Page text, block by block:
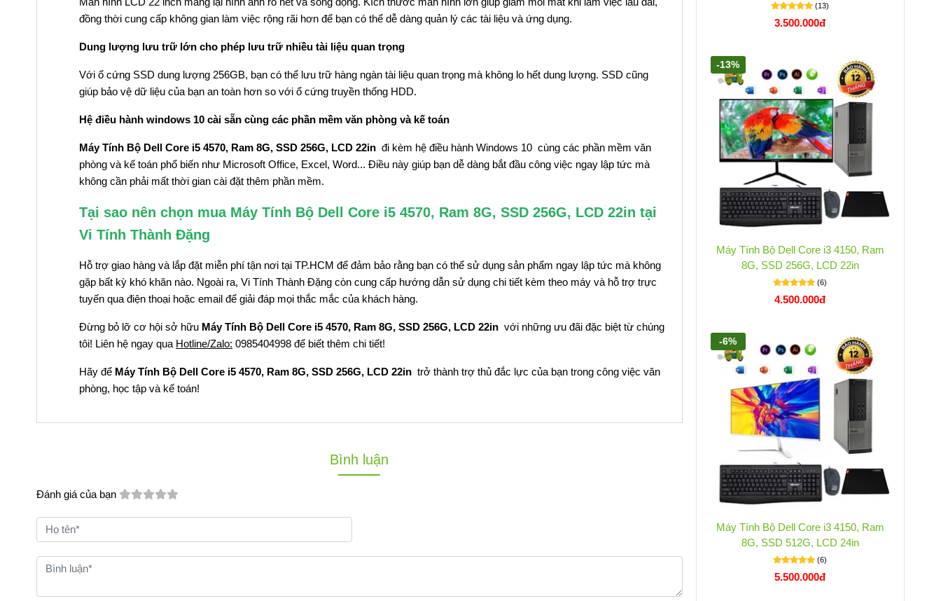
đồng thời cung cấp không gian làm việc rộng rãi hơn để bạn có thể dễ dàng quản lý các tài liệu và ứng dụng.
Dung lượng lưu trữ lớn cho phép lưu trữ nhiều tài liệu quan trọng
Với ổ cứng SSD dung lượng 256GB, bạn có thể lưu trữ hàng ngàn tài liệu quan trọng mà không lo hết dung lượng. SSD cũng
giúp bảo vệ dữ liệu của bạn an toàn hơn so với ổ cứng truyền thống HDD.
Hệ điều hành windows 10 cài sẵn cùng các phần mềm văn phòng và kế toán
Máy Tính Bộ Dell Core i5 4570, Ram 8G, SSD 256G, LCD 22in đi kèm hệ điều hành Windows 10 cùng các phần mềm văn
phòng và kế toán phổ biến như Microsoft Office, Excel, Word... Điều này giúp bạn dễ dàng bắt đầu công việc ngay lập tức mà
không cần phải mất thời gian cài đặt thêm phần mềm.
Tại sao nên chọn mua Máy Tính Bộ Dell Core i5 4570, Ram 8G, SSD 256G, LCD 22in tại
Vi Tính Thành Đặng
Hỗ trợ giao hàng và lắp đặt miễn phí tận nơi tại TP.HCM để đảm bảo rằng bạn có thể sử dụng sản phẩm ngay lập tức mà không
gặp bất kỳ khó khăn nào. Ngoài ra, Vi Tính Thành Đặng còn cung cấp hướng dẫn sử dụng chi tiết kèm theo máy và hỗ trợ trực
tuyến qua điện thoại hoặc email để giải đáp mọi thắc mắc của khách hàng.
Đừng bỏ lỡ cơ hội sở hữu Máy Tính Bộ Dell Core i5 4570, Ram 8G, SSD 256G, LCD 22in với những ưu đãi đặc biệt từ chúng
tôi! Liên hệ ngay qua Hotline/Zalo: 0985404998 để biết thêm chi tiết!
Hãy để Máy Tính Bộ Dell Core i5 4570, Ram 8G, SSD 256G, LCD 22in trở thành trợ thủ đắc lực của bạn trong công việc văn
phòng, học tập và kế toán!
Bình luận
Đánh giá của bạn
(13)
3.500.000đ
Máy Tính Bộ Dell Core i3 4150, Ram
8G, SSD 256G, LCD 22in
(6)
4.500.000đ
-13%
Máy Tính Bộ Dell Core i3 4150, Ram
8G, SSD 512G, LCD 24in
(6)
5.500.000đ
-6%